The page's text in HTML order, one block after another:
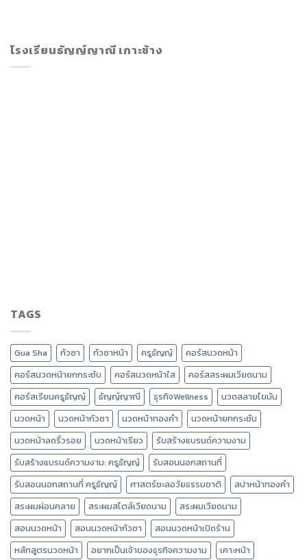
โรงเรียนธัญญ์ญาณี เกาะช้าง
TAGS
Gua Sha กัวซา กัวซาหน้า ครูธัญญ์
คอร์สนวดหน้า
คอร์สนวดหน้ายกกระชับ
คอร์สนวดหน้าใส
คอร์สสระผมเวียดนาม
คอร์สเรียนครูธัญญ์
ธัญญ์ญาณี ธุรกิจWellness
นวดสลายไขมัน
นวดหน้า
นวดหน้ากัวซา นวดหน้าทองคำ
นวดหน้ายกกระชับ
นวดหน้าลดริ้วรอย
นวดหน้าเรียว
รับสร้างแบรนด์ความงาม
รับสร้างแบรนด์ความงาม: ครูธัญญ์
รับสอนนอกสถานที่
รับสอนนอกสถานที่ ครูธัญญ์
ศาสตร์ชะลอวัยธรรมชาติ
สปาหน้าทองคำ
สระผมผ่อนคลาย
สระผมสไตล์เวียดนาม
สระผมเวียดนาม
สอนนวดหน้า
สอนนวดหน้ากัวซา
สอนนวดหน้าเปิดร้าน
หลักสูตรนวดหน้า
อยากเป็นเจ้าของธุรกิจความงาม
เคาะหน้า